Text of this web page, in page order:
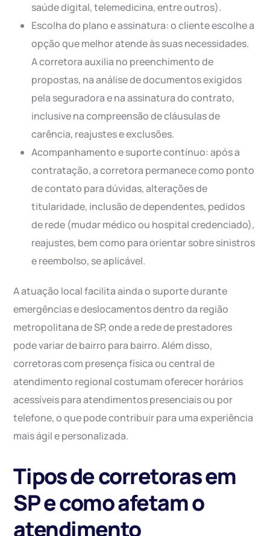
saúde digital, telemedicina, entre outros).
Escolha do plano e assinatura: o cliente escolhe a
opção que melhor atende às suas necessidades.
A corretora auxilia no preenchimento de
propostas, na análise de documentos exigidos
pela seguradora e na assinatura do contrato,
inclusive na compreensão de cláusulas de
carência, reajustes e exclusões.
Acompanhamento e suporte contínuo: após a
contratação, a corretora permanece como ponto
de contato para dúvidas, alterações de
titularidade, inclusão de dependentes, pedidos
de rede (mudar médico ou hospital credenciado),
reajustes, bem como para orientar sobre sinistros
e reembolso, se aplicável.
A atuação local facilita ainda o suporte durante
emergências e deslocamentos dentro da região
metropolitana de SP, onde a rede de prestadores
pode variar de bairro para bairro. Além disso,
corretoras com presença física ou central de
atendimento regional costumam oferecer horários
acessíveis para atendimentos presenciais ou por
telefone, o que pode contribuir para uma experiência
mais ágil e personalizada.
Tipos de corretoras em
SP e como afetam o
atendimento